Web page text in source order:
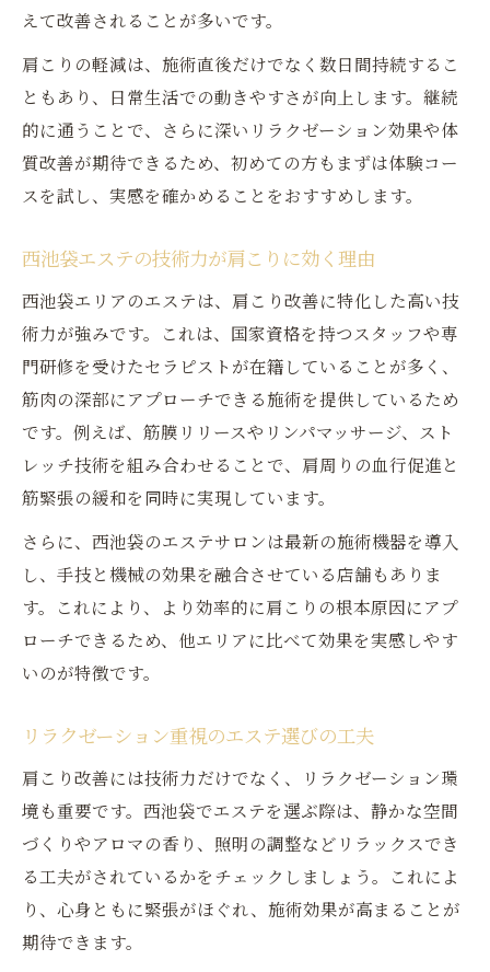
仕事帰りに通いやすいエステの特徴
口コミで支持されるリラクゼーション施術
女性が安心できるエステ環境のポイント
首や肩の疲れに強いエステ技術とは
肩こりエステで注目の専門技術とは
首肩集中ケアエステの手技と効果
リ
専門スタッフの技術が生む安心感
エステの技術力が疲労回復に役立つ理由
継続して通いたくなる西池袋エステの魅力
エステ通いが続く理由と肩こり対策の効果
女性に選ばれる居心地の良いエステ環境
リラクゼーション効果でリピート率アップ
専門スタッフがサポートする安心感
肩こり解消を目指す継続ケアのポイント
専門スタッフによるエステ施術の安心感
専門スタッフ在籍エステの信頼ポイント
首肩スペシャリストによる施術の流れ
女性目線で安心できる施術環境づくり
肩こり悩みに寄り添うスタッフの対応力
えて改善されることが多いです。
肩こりの軽減は、施術直後だけでなく数日間持続するこ
ともあり、日常生活での動きやすさが向上します。継続
的に通うことで、さらに深いリラクゼーション効果や体
質改善が期待できるため、初めての方もまずは体験コー
スを試し、実感を確かめることをおすすめします。
西池袋エステの技術力が肩こりに効く理由
西池袋エリアのエステは、肩こり改善に特化した高い技
術力が強みです。これは、国家資格を持つスタッフや専
門研修を受けたセラピストが在籍していることが多く、
筋肉の深部にアプローチできる施術を提供しているため
です。例えば、筋膜リリースやリンパマッサージ、スト
レッチ技術を組み合わせることで、肩周りの血行促進と
筋緊張の緩和を同時に実現しています。
さらに、西池袋のエステサロンは最新の施術機器を導入
し、手技と機械の効果を融合させている店舗もありま
す。これにより、より効率的に肩こりの根本原因にアプ
ローチできるため、他エリアに比べて効果を実感しやす
いのが特徴です。
リラクゼーション重視のエステ選びの工夫
肩こり改善には技術力だけでなく、リラクゼーション環
境も重要です。西池袋でエステを選ぶ際は、静かな空間
づくりやアロマの香り、照明の調整などリラックスでき
る工夫がされているかをチェックしましょう。これによ
り、心身ともに緊張がほぐれ、施術効果が高まることが
期待できます。